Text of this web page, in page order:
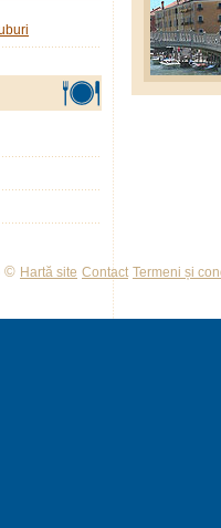
© Hartă site Contact Termeni și